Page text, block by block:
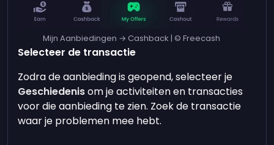
Mijn Aanbiedingen → Cashback | © Freecash
Selecteer de transactie
Zodra de aanbieding is geopend, selecteer je
Geschiedenisom je activiteiten en transacties
voor die aanbieding te zien. Zoek de transactie
waar je problemen mee hebt.